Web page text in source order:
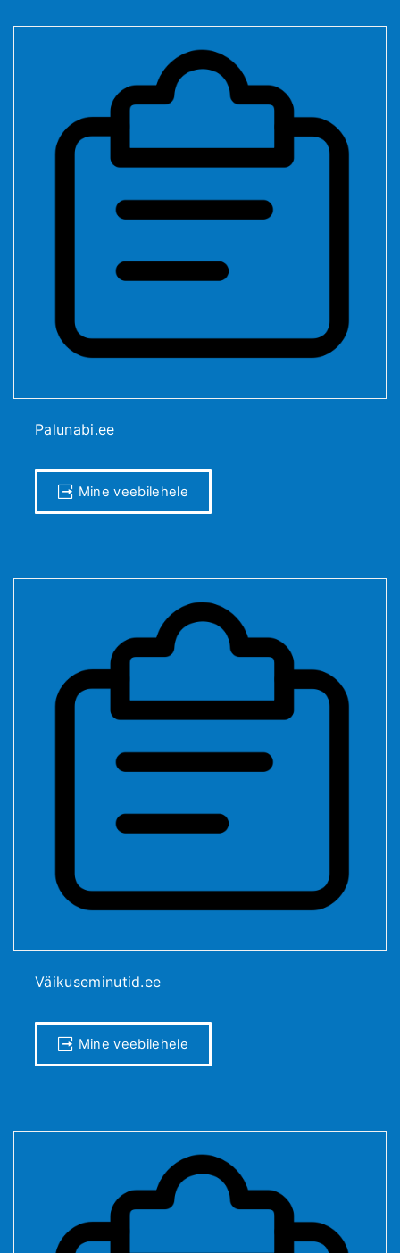
Palunabi.ee
Mine veebilehele
Väikuseminutid.ee
Mine veebilehele